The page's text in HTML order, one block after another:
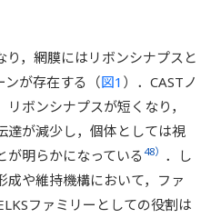
，網膜にはリボンシナプスと
ンが存在する（図1 ）．CASTノ
ボンシナプスが短くなり，
達が減少し，個体としては視
が明らかになっている 48） ．し
成や維持機構において，ファ
ファミリーとしての役割は